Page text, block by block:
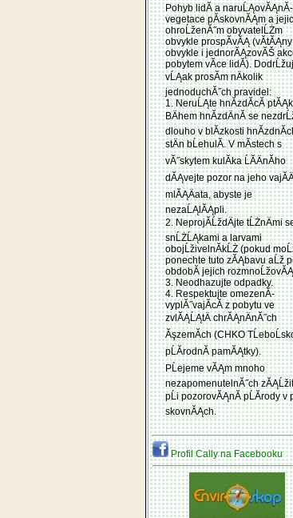
Pohyb lidĂ­ a naruĹĄovĂĄnĂ­
vegetace pĂ­skovnĂĄm a
ohroĹženĂ˝m obyvatelĹŻm
obvykle prospĂ­vĂĄ
obvykle i jednorĂĄzovĂŠ
pobytem vĂ­ce lidĂ­).
vĹĄak prosĂ­m nÄkolik
jednoduchĂ˝ch pravidel:
1. NeruĹĄte hnĂ­zdĂ­cĂ­
BÄhem hnĂ­zdÄnĂ­ se
dlouho v blĂ­zkosti
stÄn bĹehulĂ­. V mĂ­stech s
vĂ˝skytem kulĂ­ka ĹĂ­ÄnĂ­ho
dĂĄvejte pozor na jeho
mlĂĄÄata, abyste je
nezaĹĄlĂĄpli.
2. NeprojĂ­ĹždÄjte tĹŻnÄmi
snĹŻĹĄkami a larvami
obojĹživelnĂ­kĹŻ (pokud
ponechte tuto zĂĄbavu aĹž
obdobĂ­ jejich
3. Neodhazujte odpadky.
4. Respektujte omezenĂ­
vyplĂ˝vajĂ­cĂ­ z pobytu ve
zvlĂĄĹĄtÄ chrĂĄnÄnĂ˝ch
ĂşzemĂ­ch (CHKO
pĹĂ­rodnĂ­ pamĂĄtky).
PĹejeme vĂĄm mnoho
nezapomenutelnĂ˝ch
pĹi pozorovĂĄnĂ­ pĹĂ­rody v
skovnĂĄch.
Profil Cally na Facebooku